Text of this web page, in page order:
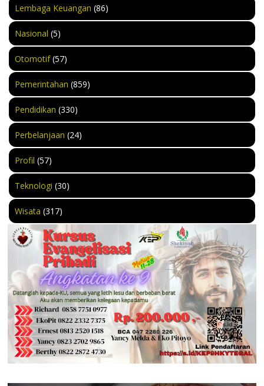
Lembaga Keuangan (86)
Nasional (5)
Otomotif(57)
Pemerintahan (859)
Pendidikan (330)
Perbelanjaan (24)
Profil (57)
Teknologi (30)
Wisata (317)